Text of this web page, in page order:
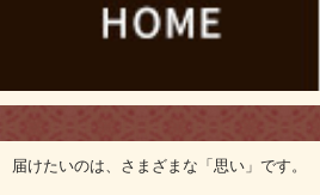
届けたいのは、さまざまな「思い」です。